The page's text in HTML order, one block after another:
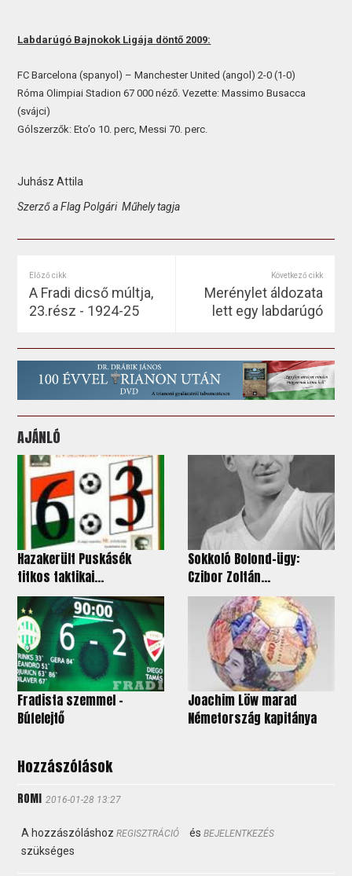
Labdarúgó Bajnokok Ligája döntő 2009:
FC Barcelona (spanyol) – Manchester United (angol) 2-0 (1-0)
Róma Olimpiai Stadion 67 000 néző. Vezette: Massimo Busacca
(svájci)
Gólszerzők: Eto’o 10. perc, Messi 70. perc.
Juhász Attila
Szerző a Flag Polgári Műhely tagja
Előző cikk
A Fradi dicső múltja,
23.rész - 1924-25
Következő cikk
Merénylet áldozata
lett egy labdarúgó
AJÁNLÓ
Hazakerült Puskásék
titkos taktikai...
Sokkoló Bolond-ügy:
Czibor Zoltán...
Fradista szemmel –
Búfelejtő
Joachim Löw marad
Németország kapitánya
Hozzászólások
ROMI 2016-01-28 13:27
A hozzászóláshozREGISZTRÁCIÓ ésBEJELENTKEZÉS
szükséges